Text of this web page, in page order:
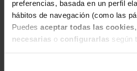
preferencias, basada en un perfil
hábitos de navegación (como las
Puedes aceptar todas las
necesarias o configurarlas según
FANTASIE
Sujetador con relleno y con aros
Fantasie Emmaline Padded
Plunge Natural Beige
69,95 €
59,46 €
Braga
24,61